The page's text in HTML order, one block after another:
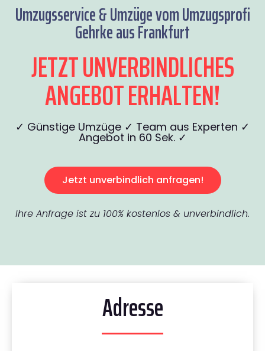
Umzugsservice & Umzüge vom Umzugsprofi
Gehrke aus Frankfurt
JETZT UNVERBINDLICHES
ANGEBOT ERHALTEN!
✓ Günstige Umzüge ✓ Team aus Experten ✓
Angebot in 60 Sek. ✓
Jetzt unverbindlich anfragen!
Ihre Anfrage ist zu 100% kostenlos & unverbindlich.
Adresse